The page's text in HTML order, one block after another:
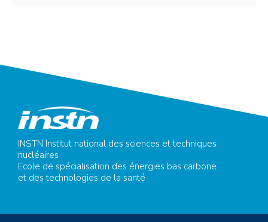
INSTN Institut national des sciences et techniques
nucléaires
Ecole de spécialisation des énergies bas carbone
et des technologies de la santé